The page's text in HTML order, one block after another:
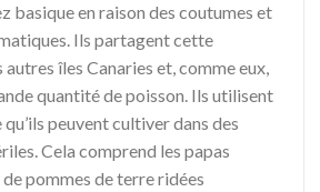
basique en raison des coutumes et
Ils partagent cette
îles Canaries et, comme eux,
quantité de poisson. Ils utilisent
peuvent cultiver dans des
Cela comprend les papas
pommes de terre ridées